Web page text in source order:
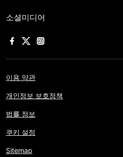
소셜미디어
이용 약관
개인정보 보호정책
법률 정보
쿠키 설정
Sitemap